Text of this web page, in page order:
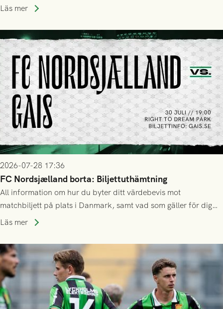
Läs mer
2026-07-28 17:36
FC Nordsjælland borta: Biljettuthämtning
All information om hur du byter ditt värdebevis mot
matchbiljett på plats i Danmark, samt vad som gäller för dig
som står på reservlista eller fått förhinder.
Läs mer